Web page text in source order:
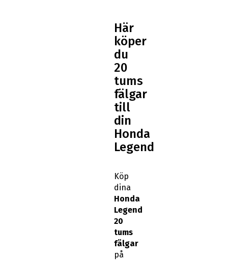
Här
köper
du
20
tums
fälgar
till
din
Honda
Legend
Köp
dina
Honda
Legend
20
tums
fälgar
på